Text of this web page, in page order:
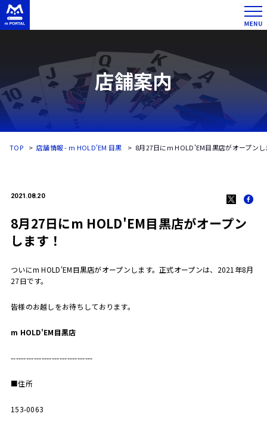
店舗案内
TOP 店舗情報 - m HOLD'EM 目黒 8月27日にm HOLD'EM目黒店がオープン
2021.08.20
8月27日にm HOLD'EM目黒店がオープン
します！
ついにm HOLD'EM目黒店がオープンします。正式オープンは、2021年8月
27日です。
皆様のお越しをお待ちしております。
m HOLD'EM目黒店
--------------------------------
■住所
153-0063